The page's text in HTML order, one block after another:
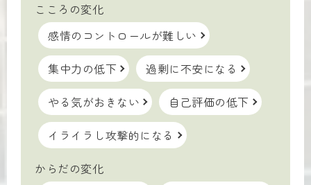
こころの変化
感情のコントロールが難しい
集中力の低下
過剰に不安になる
やる気がおきない
自己評価の低下
イライラし攻撃的になる
からだの変化